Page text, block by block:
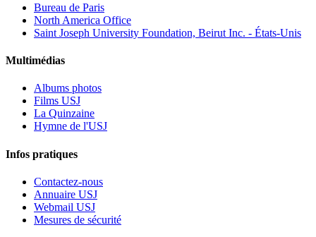
Bureau de Paris
North America Office
Saint Joseph University Foundation, Beirut Inc. - États-Unis
Multimédias
Albums photos
Films USJ
La Quinzaine
Hymne de l'USJ
Infos pratiques
Contactez-nous
Annuaire USJ
Webmail USJ
Mesures de sécurité